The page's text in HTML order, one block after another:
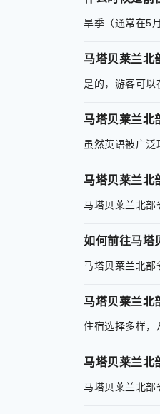
旱季（通常在5
马塔贝莱兰北
是的，游客可以
马塔贝莱兰北
虽然英语被广泛
马塔贝莱兰北
马塔贝莱兰北部
如何前往马塔
马塔贝莱兰北部
马塔贝莱兰北
住宿选择多样，
马塔贝莱兰北
马塔贝莱兰北部